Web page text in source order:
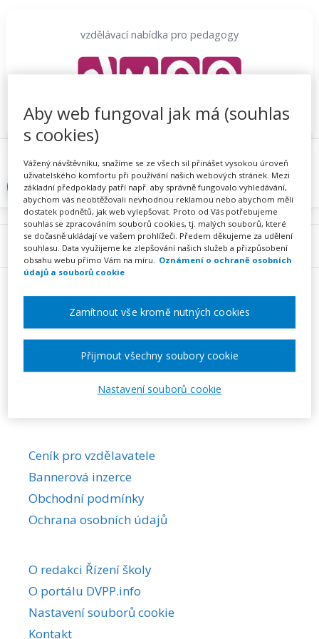
vzdělávací nabídka pro pedagogy
Proč se registrovat Hlídací sojka
Registrace
Přihlásit
Požadovaná akce nebyla nalezena.
Menu
Ceník pro vzdělavatele
Bannerová inzerce
Obchodní podmínky
Ochrana osobních údajů
O redakci Řízení školy
O portálu DVPP.info
Nastavení souborů cookie
Kontakt
Aby web fungoval jak má (souhlas
s cookies)
Vážený návštěvníku, snažíme se ze všech sil přinášet vysokou úroveň
uživatelského komfortu při používání našich webových stránek. Mezi
základní předpoklady patří např. aby správně fungovalo vyhledávání,
abychom vás neobtěžovali nevhodnou reklamou nebo abychom měli
dostatek podnětů, jak web vylepšovat. Proto od Vás potřebujeme
souhlas se zpracováním souborů cookies, tj. malých souborů, které
se dočasně ukládají ve vašem prohlížeči. Předem děkujeme za udělení
souhlasu. Data využijeme ke zlepšování našich služeb a přizpůsobení
obsahu webu přímo Vám na míru. Oznámení o ochraně osobních
údajů a souborů cookie
Nastavení souborů cookie
Zamítnout vše kromě nutných cookies
Přijmout všechny soubory cookie